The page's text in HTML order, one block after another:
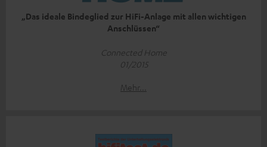
„Das ideale Bindeglied zur HiFi-Anlage mit allen wichtigen
Anschlüssen“
Connected Home
01/2015
Mehr...